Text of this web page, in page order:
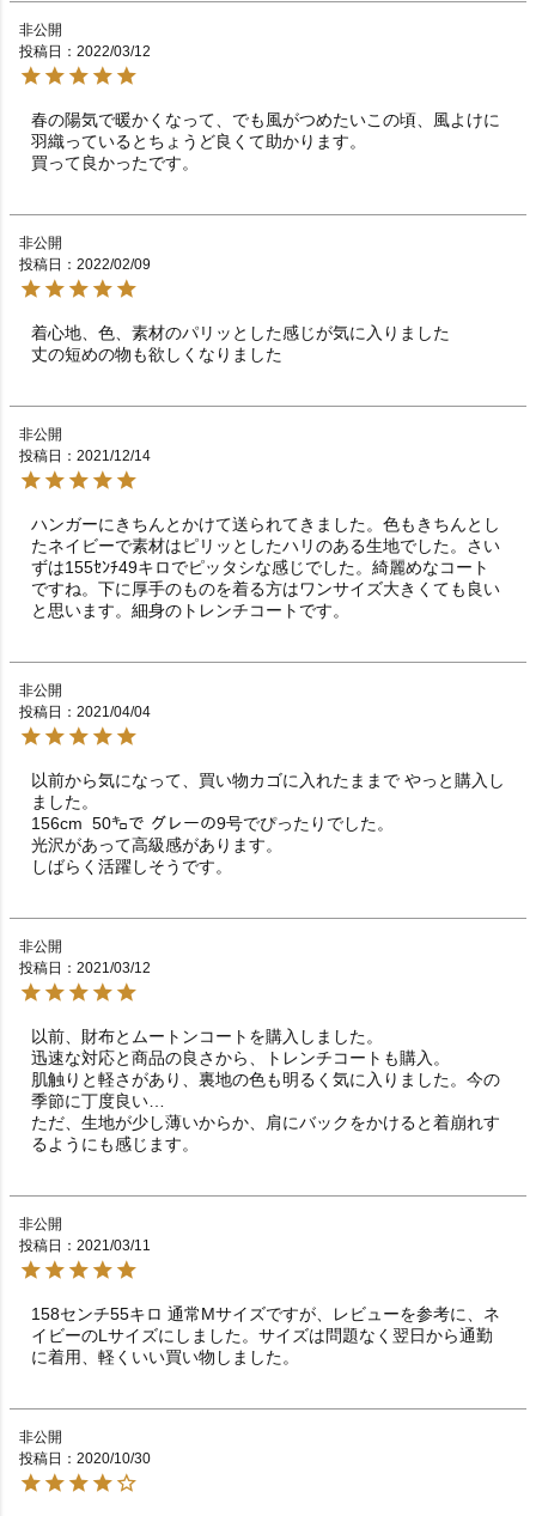
非公開
投稿日
2022/03/12
春の陽気で暖かくなって、でも風がつめたいこの頃、風よけに
羽織っているとちょうど良くて助かります。
買って良かったです。
非公開
投稿日
2022/02/09
着心地、色、素材のパリッとした感じが気に入りました
丈の短めの物も欲しくなりました
非公開
投稿日
2021/12/14
ハンガーにきちんとかけて送られてきました。色もきちんとし
たネイビーで素材はピリッとしたハリのある生地でした。さい
ずは155ｾﾝﾁ49キロでピッタシな感じでした。綺麗めなコート
ですね。下に厚手のものを着る方はワンサイズ大きくても良い
と思います。細身のトレンチコートです。
非公開
投稿日
2021/04/04
以前から気になって、買い物カゴに入れたままで やっと購入し
ました。
156cm  50㌔で グレーの9号でぴったりでした。
光沢があって高級感があります。
しばらく活躍しそうです。
非公開
投稿日
2021/03/12
以前、財布とムートンコートを購入しました。
迅速な対応と商品の良さから、トレンチコートも購入。
肌触りと軽さがあり、裏地の色も明るく気に入りました。今の
季節に丁度良い…
ただ、生地が少し薄いからか、肩にバックをかけると着崩れす
るようにも感じます。
非公開
投稿日
2021/03/11
158センチ55キロ 通常Mサイズですが、レビューを参考に、ネ
イビーのLサイズにしました。サイズは問題なく翌日から通勤
非公開
投稿日
2020/10/30